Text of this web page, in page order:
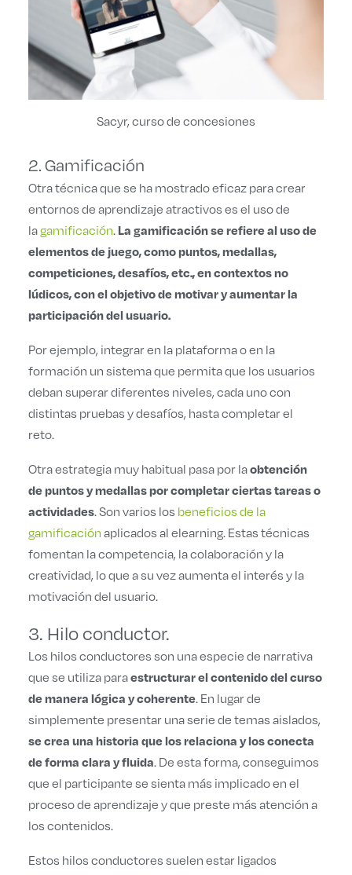
Sacyr, curso de concesiones
2. Gamificación
Otra técnica que se ha mostrado eficaz para crear
entornos de aprendizaje atractivos es el uso de
lagamificación. La gamificación se refiere al uso de
elementos de juego, como puntos, medallas,
competiciones, desafíos, etc., en contextos no
lúdicos, con el objetivo de motivar y aumentar la
participación del usuario.
Por ejemplo, integrar en la plataforma o en la
formación un sistema que permita que los usuarios
deban superar diferentes niveles, cada uno con
distintas pruebas y desafíos, hasta completar el
reto.
Otra estrategia muy habitual pasa por laobtención
de puntos y medallas por completar ciertas tareas o
actividades. Son varios los beneficios de la
gamificación aplicados al elearning. Estas técnicas
fomentan la competencia, la colaboración y la
creatividad, lo que a su vez aumenta el interés y la
motivación del usuario.
3. Hilo conductor.
Los hilos conductores son una especie de narrativa
que se utiliza paraestructurar el contenido del curso
de manera lógica y coherente. En lugar de
simplemente presentar una serie de temas aislados,
se crea una historia que los relaciona y los conecta
de forma clara y fluida. De esta forma, conseguimos
que el participante se sienta más implicado en el
proceso de aprendizaje y que preste más atención a
los contenidos.
Estos hilos conductores suelen estar ligados